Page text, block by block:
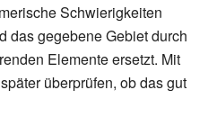
Schwierigkeiten
das gegebene Gebiet durch
Elemente ersetzt. Mit
überprüfen, ob das gut